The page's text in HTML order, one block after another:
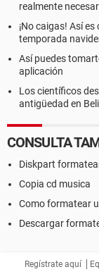
realmente
¡No caigas! Así
temporada
Así puedes
aplicación
Los científicos
antigüedad en
CONSULTA
Diskpart
Copia cd musica
Como formatear
Descargar
Regístrate aquí